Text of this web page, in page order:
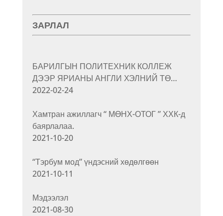
ЗАРЛАЛ
БАРИЛГЫН ПОЛИТЕХНИК КОЛЛЕЖ
ДЭЭР ЯРИАНЫ АНГЛИ ХЭЛНИЙ ТӨ…
2022-02-24
Хамтран ажиллагч “ МӨНХ-ОТОГ ” ХХК-д
баярлалаа.
2021-10-20
“Тэрбум мод” үндэсний хөдөлгөөн
2021-10-11
Мэдээлэл
2021-08-30